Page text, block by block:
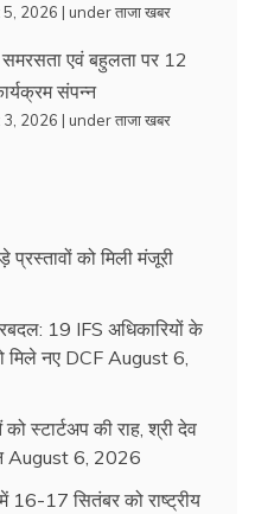
2026 | underताजा खबर
समरसता एवं बहुलता पर 12
संपन्न
2026 | underताजा खबर
को मिली मंजूरी
19 IFS अधिकारियों के
मिले नए DCF August 6,
स्टार्टअप की राह, श्री देव
August 6, 2026
16-17 सितंबर को राष्ट्रीय